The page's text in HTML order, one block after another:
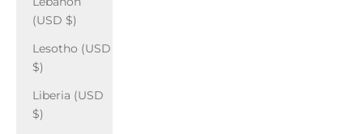
(USD $)
Lesotho (USD
$)
Liberia (USD
$)